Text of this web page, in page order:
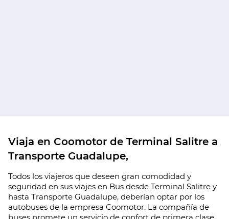
Viaja en Coomotor de Terminal Salitre a
Transporte Guadalupe,
Todos los viajeros que deseen gran comodidad y
seguridad en sus viajes en Bus desde Terminal Salitre y
hasta Transporte Guadalupe, deberían optar por los
autobuses de la empresa Coomotor. La compañía de